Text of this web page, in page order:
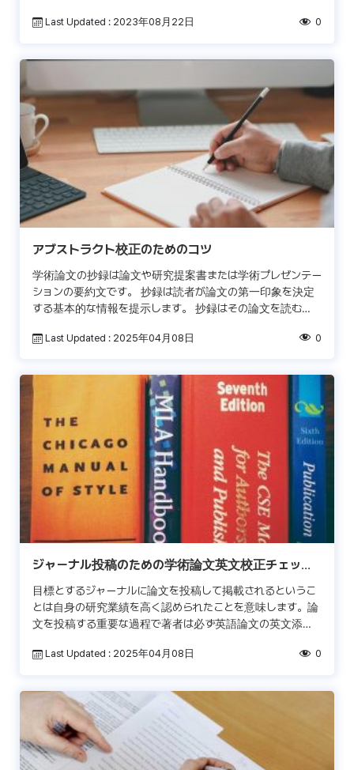
Last Updated : 2023年08月22日 0
アブストラクト校正のためのコツ
学術論文の抄録は論文や研究提案書または学術プレゼンテー
ションの要約文です。 抄録は読者が論文の第一印象を決定
する基本的な情報を提示します。 抄録はその論文を読む
なりま […]
Last Updated : 2025年04月08日 0
ジャーナル投稿のための学術論文英文校正チェック
リスト
目標とするジャーナルに論文を投稿して掲載されるというこ
とは自身の研究業績を高く認められたことを意味します。論
文を投稿する重要な過程で著者は必ず英語論文の英文添削
論文を […]
Last Updated : 2025年04月08日 0